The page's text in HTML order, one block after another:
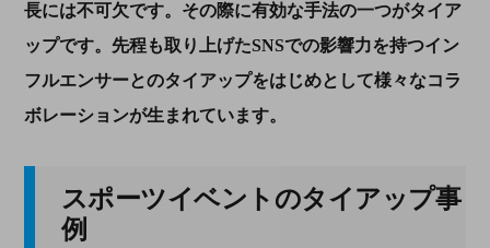
長には不可欠です。その際に有効な手法の一つがタイア
ップです。先程も取り上げたSNSでの影響力を持つイン
フルエンサーとのタイアップをはじめとして様々なコラ
ボレーションが生まれています。
スポーツイベントのタイアップ事
例